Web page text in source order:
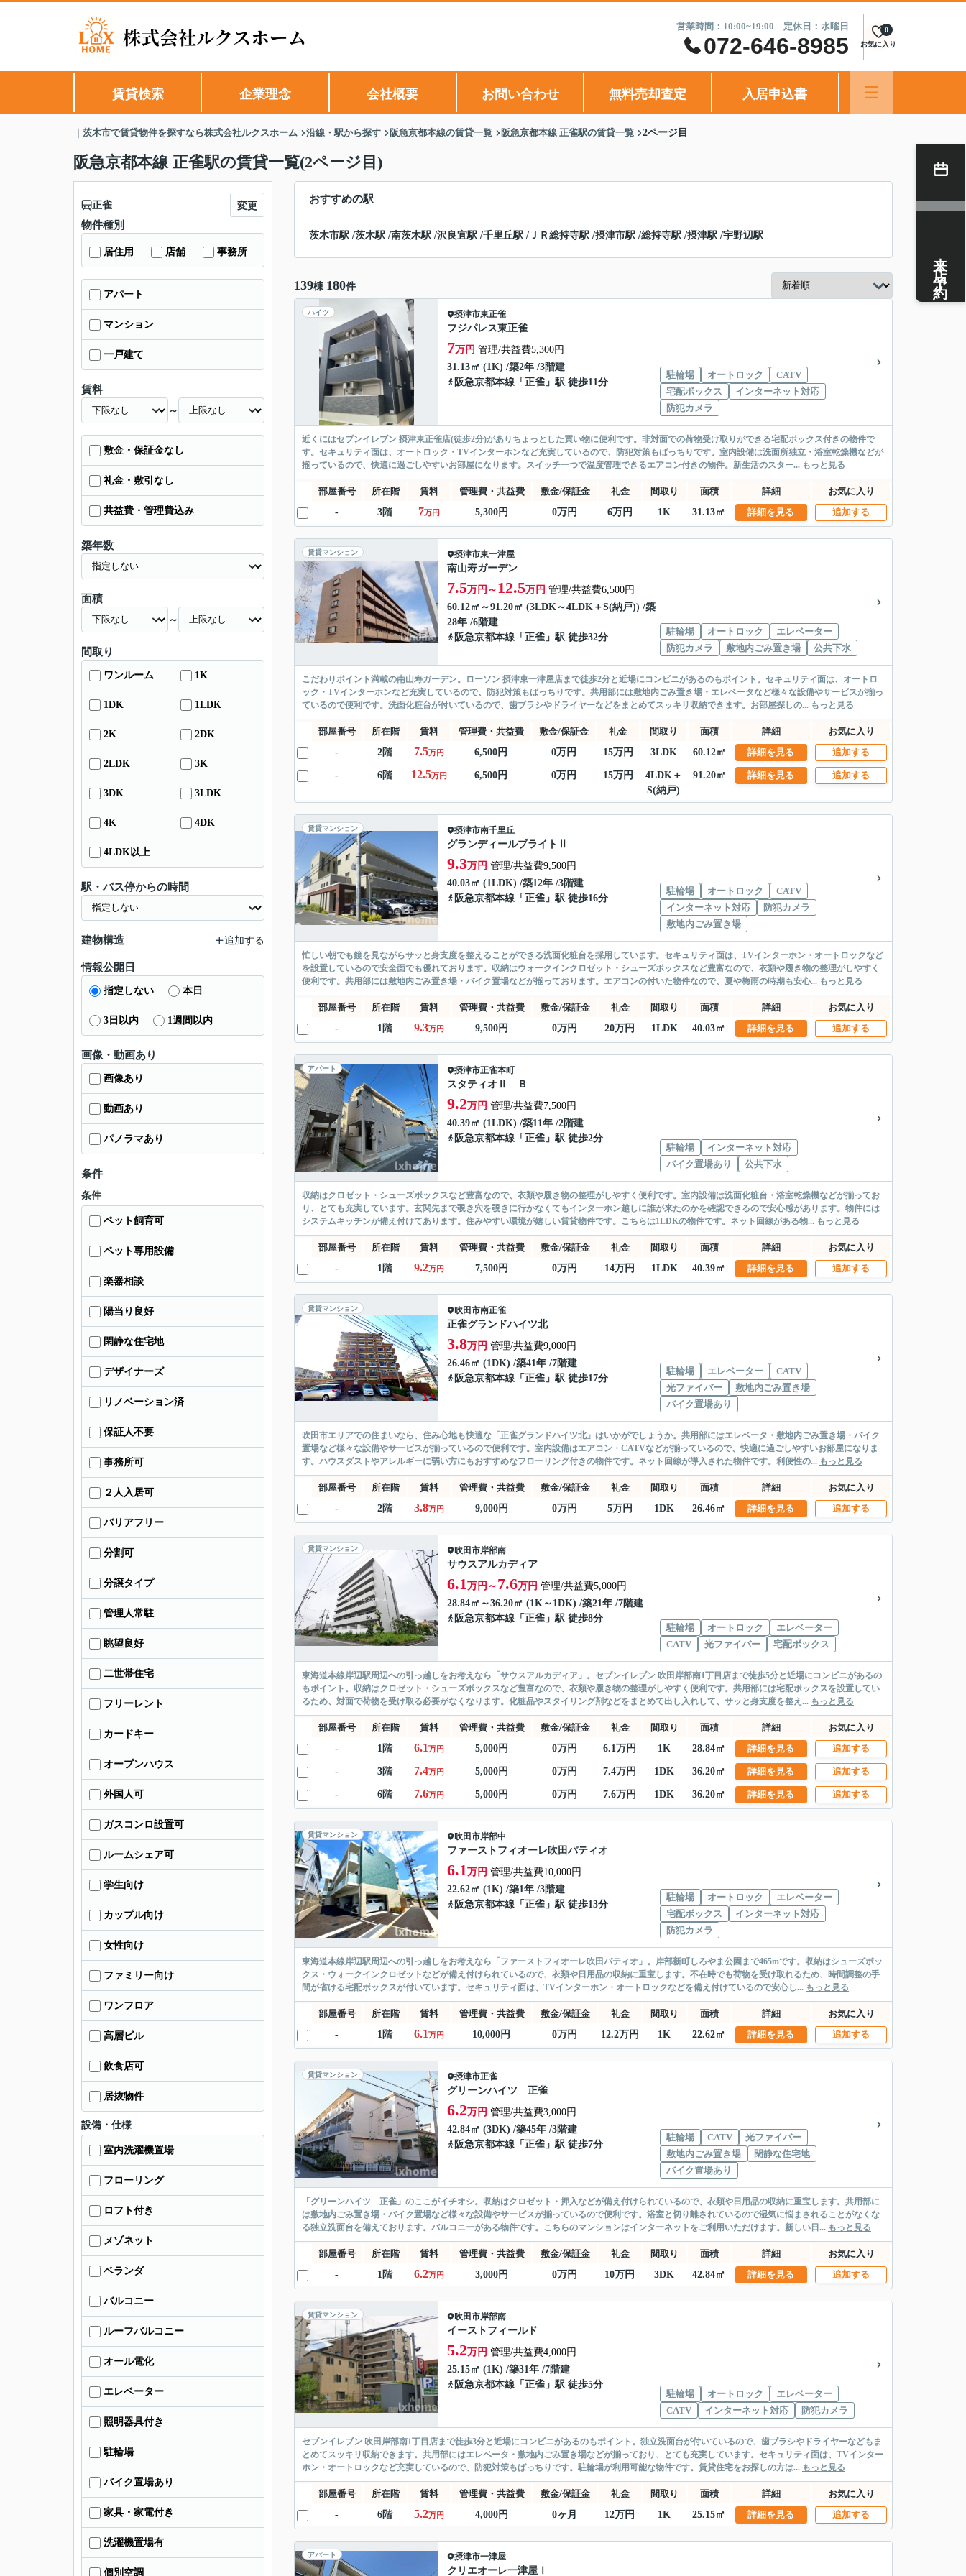
営業時間：10:00~19:00 定休日：水曜日
072-646-8985 お気に入り
0
賃貸検索 企業理念 会社概要 お問い合わせ 無料売却査定 入居申込書
｜茨木市で賃貸物件を探すなら株式会社ルクスホーム 沿線・駅から探す 阪急京都本線の賃貸一覧 阪急京都本線 正雀駅の賃貸一覧 2ページ目
阪急京都本線 正雀駅の賃貸一覧(2ページ目)
おすすめの駅
茨木市駅 /茨木駅 /南茨木駅 /沢良宜駅 /千里丘駅 / ＪＲ総持寺駅 /摂津市駅 /総持寺駅 /摂津駅 /宇野辺駅
139棟 180件
ハイツ 摂津市東正雀
フジパレス東正雀
7万円 管理/共益費5,300円
31.13㎡ (1K) /築2年 /3階建
阪急京都本線 「 正雀 」駅 徒歩11分
駐輪場 オートロック
CATV
宅配ボックス
インターネット対応
防犯カメラ
近くにはセブンイレブン 摂津東正雀店(徒歩2分)がありちょっとした買い物に便利です。非対面での荷物受け取りができる宅配ボックス付きの物件で
す。セキュリティ面は、オートロック・TVインターホンなど充実しているので、防犯対策もばっちりです。室内設備は洗面所独立・浴室乾燥機などが
揃っているので、快適に過ごしやすいお部屋になります。スイッチ一つで温度管理できるエアコン付きの物件。新生活のスター... もっと見る
部屋番号 所在階 賃料 管理費・共益費 敷金/保証金 礼金 間取り 面積 詳細
お気に入り
-
3階 7万円 5,300円 0万円 6万円 1K 31.13㎡ 詳細を見る 追加する
賃貸マンション 摂津市東一津屋
南山寿ガーデン
7.5万円～ 12.5万円 管理/共益費6,500円
60.12㎡～91.20㎡ (3LDK～4LDK＋S(納戸)) /築
28年 /6階建
阪急京都本線 「 正雀 」駅 徒歩32分
駐輪場 オートロック
エレベーター
防犯カメラ
敷地内ごみ置き場 公共下水
こだわりポイント満載の南山寿ガーデン。ローソン 摂津東一津屋店まで徒歩2分と近場にコンビニがあるのもポイント。セキュリティ面は、オートロ
ック・TVインターホンなど充実しているので、防犯対策もばっちりです。共用部には敷地内ごみ置き場・エレベータなど様々な設備やサービスが揃っ
ているので便利です。洗面化粧台が付いているので、歯ブラシやドライヤーなどをまとめてスッキリ収納できます。お部屋探しの... もっと見る
部屋番号 所在階 賃料 管理費・共益費 敷金/保証金 礼金 間取り 面積 詳細
お気に入り
-
2階 7.5万円 6,500円 0万円 15万円 3LDK 60.12㎡ 詳細を見る 追加する
- 6階 12.5万円 6,500円 0万円 15万円
4LDK＋
S(納戸)
91.20㎡ 詳細を見る 追加する
賃貸マンション 摂津市南千里丘
グランディールブライトⅡ
9.3万円 管理/共益費9,500円
40.03㎡ (1LDK) /築12年 /3階建
阪急京都本線 「 正雀 」駅 徒歩16分
駐輪場 オートロック
CATV
インターネット対応
防犯カメラ
敷地内ごみ置き場
忙しい朝でも鏡を見ながらサッと身支度を整えることができる洗面化粧台を採用しています。セキュリティ面は、TVインターホン・オートロックなど
を設置しているので安全面でも優れております。収納はウォークインクロゼット・シューズボックスなど豊富なので、衣類や履き物の整理がしやすく
便利です。共用部には敷地内ごみ置き場・バイク置場などが揃っております。エアコンの付いた物件なので、夏や梅雨の時期も安心... もっと見る
部屋番号 所在階 賃料 管理費・共益費 敷金/保証金 礼金 間取り 面積 詳細
お気に入り
-
1階 9.3万円 9,500円 0万円 20万円 1LDK 40.03㎡ 詳細を見る 追加する
アパート 摂津市正雀本町
スタティオⅡ Ｂ
9.2万円 管理/共益費7,500円
40.39㎡ (1LDK) /築11年 /2階建
阪急京都本線 「 正雀 」駅 徒歩2分
駐輪場
インターネット対応
バイク置場あり
公共下水
収納はクロゼット・シューズボックスなど豊富なので、衣類や履き物の整理がしやすく便利です。室内設備は洗面化粧台・浴室乾燥機などが揃ってお
り、とても充実しています。玄関先まで覗き穴を覗きに行かなくてもインターホン越しに誰が来たのかを確認できるので安心感があります。物件には
システムキッチンが備え付けてあります。住みやすい環境が嬉しい賃貸物件です。こちらは1LDKの物件です。ネット回線がある物... もっと見る
部屋番号 所在階 賃料 管理費・共益費 敷金/保証金 礼金 間取り 面積 詳細
お気に入り
-
1階 9.2万円 7,500円 0万円 14万円 1LDK 40.39㎡ 詳細を見る 追加する
賃貸マンション 吹田市南正雀
正雀グランドハイツ北
3.8万円 管理/共益費9,000円
26.46㎡ (1DK) /築41年 /7階建
阪急京都本線 「 正雀 」駅 徒歩17分
駐輪場 エレベーター
CATV
光ファイバー
敷地内ごみ置き場
バイク置場あり
吹田市エリアでの住まいなら、住み心地も快適な「正雀グランドハイツ北」はいかがでしょうか。共用部にはエレベータ・敷地内ごみ置き場・バイク
置場など様々な設備やサービスが揃っているので便利です。室内設備はエアコン・CATVなどが揃っているので、快適に過ごしやすいお部屋になりま
す。ハウスダストやアレルギーに弱い方にもおすすめなフローリング付きの物件です。ネット回線が導入された物件です。利便性の... もっと見る
部屋番号 所在階 賃料 管理費・共益費 敷金/保証金 礼金 間取り 面積 詳細
お気に入り
-
2階 3.8万円 9,000円 0万円 5万円 1DK 26.46㎡ 詳細を見る 追加する
賃貸マンション 吹田市岸部南
サウスアルカディア
6.1万円～ 7.6万円 管理/共益費5,000円
28.84㎡～36.20㎡ (1K～1DK) /築21年 /7階建
阪急京都本線 「 正雀 」駅 徒歩8分
駐輪場
オートロック
エレベーター
CATV
光ファイバー 宅配ボックス
東海道本線岸辺駅周辺への引っ越しをお考えなら「サウスアルカディア」。セブンイレブン 吹田岸部南1丁目店まで徒歩5分と近場にコンビニがあるの
もポイント。収納はクロゼット・シューズボックスなど豊富なので、衣類や履き物の整理がしやすく便利です。共用部には宅配ボックスを設置してい
るため、対面で荷物を受け取る必要がなくなります。化粧品やスタイリング剤などをまとめて出し入れして、サッと身支度を整え... もっと見る
部屋番号 所在階 賃料 管理費・共益費 敷金/保証金 礼金 間取り 面積 詳細
お気に入り
-
1階 6.1万円 5,000円 0万円 6.1万円 1K 28.84㎡ 詳細を見る 追加する
- 3階 7.4万円 5,000円 0万円 7.4万円 1DK 36.20㎡ 詳細を見る 追加する
- 6階 7.6万円 5,000円 0万円 7.6万円 1DK 36.20㎡ 詳細を見る 追加する
賃貸マンション 吹田市岸部中
ファーストフィオーレ吹田パティオ
6.1万円 管理/共益費10,000円
22.62㎡ (1K) /築1年 /3階建
阪急京都本線 「 正雀 」駅 徒歩13分
駐輪場 オートロック
エレベーター
宅配ボックス
インターネット対応
防犯カメラ
東海道本線岸辺駅周辺への引っ越しをお考えなら「ファーストフィオーレ吹田パティオ」。岸部新町しろやま公園まで465mです。収納はシューズボッ
クス・ウォークインクロゼットなどが備え付けられているので、衣類や日用品の収納に重宝します。不在時でも荷物を受け取れるため、時間調整の手
間が省ける宅配ボックスが付いています。セキュリティ面は、TVインターホン・オートロックなどを備え付けているので安心し... もっと見る
部屋番号 所在階 賃料 管理費・共益費 敷金/保証金 礼金 間取り 面積 詳細
お気に入り
-
1階 6.1万円 10,000円 0万円 12.2万円 1K 22.62㎡ 詳細を見る 追加する
賃貸マンション 摂津市正雀
グリーンハイツ 正雀
6.2万円 管理/共益費3,000円
42.84㎡ (3DK) /築45年 /3階建
阪急京都本線 「 正雀 」駅 徒歩7分
駐輪場 CATV
光ファイバー
敷地内ごみ置き場
閑静な住宅地
バイク置場あり
「グリーンハイツ 正雀」のここがイチオシ。収納はクロゼット・押入などが備え付けられているので、衣類や日用品の収納に重宝します。共用部に
は敷地内ごみ置き場・バイク置場など様々な設備やサービスが揃っているので便利です。浴室と切り離されているので湿気に悩まされることがなくな
る独立洗面台を備えております。バルコニーがある物件です。こちらのマンションはインターネットをご利用いただけます。新しい日... もっと見る
部屋番号 所在階 賃料 管理費・共益費 敷金/保証金 礼金 間取り 面積 詳細
お気に入り
-
1階 6.2万円 3,000円 0万円 10万円 3DK 42.84㎡ 詳細を見る 追加する
賃貸マンション 吹田市岸部南
イーストフィールド
5.2万円 管理/共益費4,000円
25.15㎡ (1K) /築31年 /7階建
阪急京都本線 「 正雀 」駅 徒歩5分
駐輪場
オートロック
エレベーター
CATV
インターネット対応 防犯カメラ
セブンイレブン 吹田岸部南1丁目店まで徒歩3分と近場にコンビニがあるのもポイント。独立洗面台が付いているので、歯ブラシやドライヤーなどもま
とめてスッキリ収納できます。共用部にはエレベータ・敷地内ごみ置き場などが揃っており、とても充実しています。セキュリティ面は、TVインター
ホン・オートロックなど充実しているので、防犯対策もばっちりです。駐輪場が利用可能な物件です。賃貸住宅をお探しの方は... もっと見る
部屋番号 所在階 賃料 管理費・共益費 敷金/保証金 礼金 間取り 面積 詳細
お気に入り
-
6階 5.2万円 4,000円 0ヶ月 12万円 1K 25.15㎡ 詳細を見る 追加する
アパート 摂津市一津屋
クリエオーレ一津屋Ⅰ
正雀 変更
物件種別
居住用 店舗 事務所
アパート
マンション
一戸建て
賃料
～
敷金・保証金なし
礼金・敷引なし
共益費・管理費込み
築年数
面積
～
間取り
ワンルーム 1K
1DK 1LDK
2K 2DK
2LDK 3K
3DK 3LDK
4K 4DK
4LDK以上
駅・バス停からの時間
建物構造 追加する
情報公開日
指定しない 本日
3日以内 1週間以内
画像・動画あり
画像あり
動画あり
パノラマあり
条件
条件
ペット飼育可
ペット専用設備
楽器相談
陽当り良好
閑静な住宅地
デザイナーズ
リノベーション済
保証人不要
事務所可
２人入居可
バリアフリー
分割可
分譲タイプ
管理人常駐
眺望良好
二世帯住宅
フリーレント
カードキー
オープンハウス
外国人可
ガスコンロ設置可
ルームシェア可
学生向け
カップル向け
女性向け
ファミリー向け
ワンフロア
高層ビル
飲食店可
居抜物件
設備・仕様
室内洗濯機置場
フローリング
ロフト付き
メゾネット
ベランダ
バルコニー
ルーフバルコニー
オール電化
エレベーター
照明器具付き
駐輪場
バイク置場あり
家具・家電付き
洗濯機置場有
個別空調
来店予約